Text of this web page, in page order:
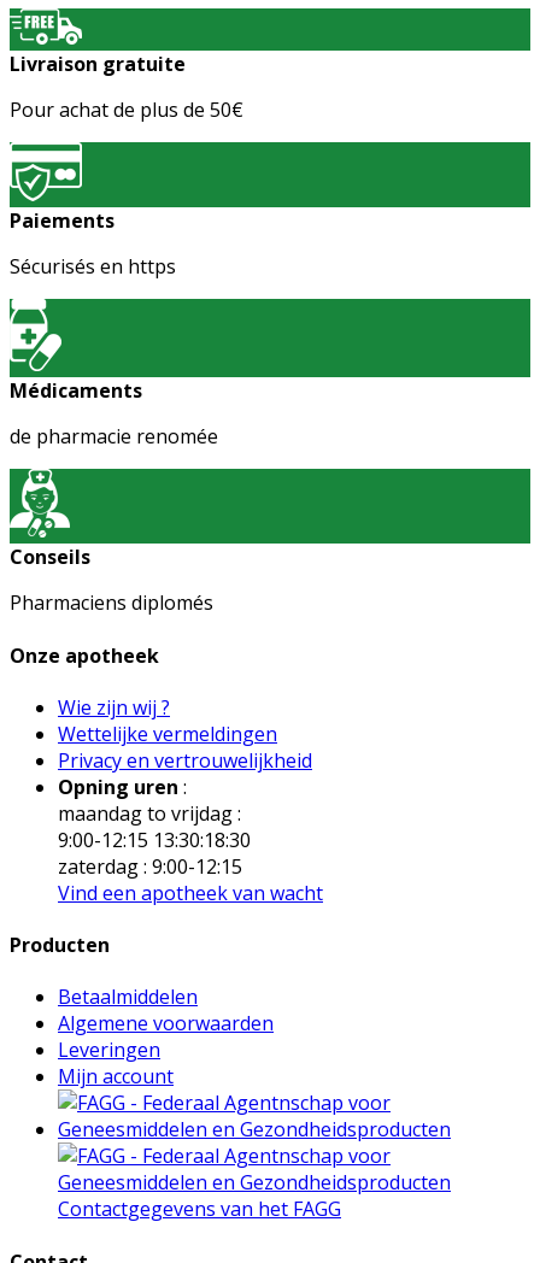
Livraison gratuite
Pour achat de plus de 50€
Paiements
Sécurisés en https
Médicaments
de pharmacie renomée
Conseils
Pharmaciens diplomés
Onze apotheek
Wie zijn wij ?
Wettelijke vermeldingen
Privacy en vertrouwelijkheid
Opning uren :
maandag to vrijdag :
9:00-12:15 13:30:18:30
zaterdag : 9:00-12:15
Vind een apotheek van wacht
Producten
Betaalmiddelen
Algemene voorwaarden
Leveringen
Mijn account
Contactgegevens van het FAGG